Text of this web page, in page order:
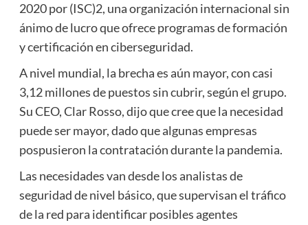
2020 por (ISC)2, una organización internacional sin
ánimo de lucro que ofrece programas de formación
y certificación en ciberseguridad.
A nivel mundial, la brecha es aún mayor, con casi
3,12 millones de puestos sin cubrir, según el grupo.
Su CEO, Clar Rosso, dijo que cree que la necesidad
puede ser mayor, dado que algunas empresas
pospusieron la contratación durante la pandemia.
Las necesidades van desde los analistas de
seguridad de nivel básico, que supervisan el tráfico
de la red para identificar posibles agentes